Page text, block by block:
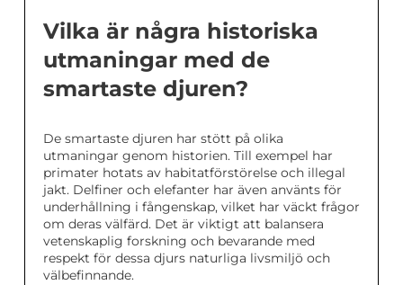
Vilka är några historiska
utmaningar med de
smartaste djuren?
De smartaste djuren har stött på olika
utmaningar genom historien. Till exempel har
primater hotats av habitatförstörelse och illegal
jakt. Delfiner och elefanter har även använts för
underhållning i fångenskap, vilket har väckt frågor
om deras välfärd. Det är viktigt att balansera
vetenskaplig forskning och bevarande med
respekt för dessa djurs naturliga livsmiljö och
välbefinnande.